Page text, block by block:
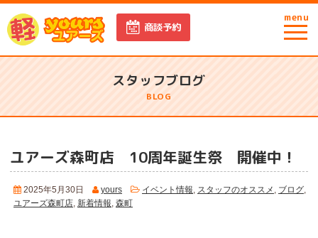
商談予約
menu
スタッフブログ
BLOG
ユアーズ森町店 10周年誕生祭 開催中！
2025年5月30日 yours イベント情報 スタッフのオススメ ブログ
ユアーズ森町店 新着情報 森町